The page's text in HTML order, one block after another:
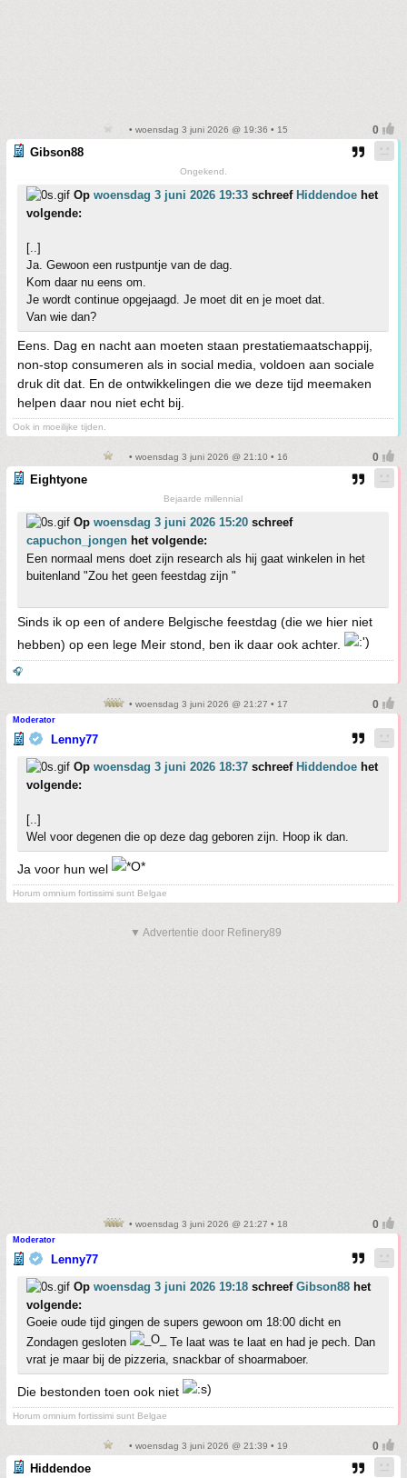
• woensdag 3 juni 2026 @ 19:36 • 15
Gibson88
Ongekend.
Op woensdag 3 juni 2026 19:33 schreef Hiddendoe het
volgende:
[..]
Ja. Gewoon een rustpuntje van de dag.
Kom daar nu eens om.
Je wordt continue opgejaagd. Je moet dit en je moet dat.
Van wie dan?
Eens. Dag en nacht aan moeten staan prestatiemaatschappij,
non-stop consumeren als in social media, voldoen aan sociale
druk dit dat. En de ontwikkelingen die we deze tijd meemaken
helpen daar nou niet echt bij.
Ook in moeilijke tijden.
• woensdag 3 juni 2026 @ 21:10 • 16
Eightyone
Bejaarde millennial
Op woensdag 3 juni 2026 15:20 schreef
capuchon_jongen het volgende:
Een normaal mens doet zijn research als hij gaat winkelen in het
buitenland "Zou het geen feestdag zijn "
Sinds ik op een of andere Belgische feestdag (die we hier niet
hebben) op een lege Meir stond, ben ik daar ook achter.
🎧
• woensdag 3 juni 2026 @ 21:27 • 17
Moderator
Lenny77
Op woensdag 3 juni 2026 18:37 schreef Hiddendoe het
volgende:
[..]
Wel voor degenen die op deze dag geboren zijn. Hoop ik dan.
Ja voor hun wel
Horum omnium fortissimi sunt Belgae
▼ Advertentie door Refinery89
• woensdag 3 juni 2026 @ 21:27 • 18
Moderator
Lenny77
Op woensdag 3 juni 2026 19:18 schreef Gibson88 het
volgende:
Goeie oude tijd gingen de supers gewoon om 18:00 dicht en
Zondagen gesloten
Te laat was te laat en had je pech. Dan
vrat je maar bij de pizzeria, snackbar of shoarmaboer.
Die bestonden toen ook niet
Horum omnium fortissimi sunt Belgae
• woensdag 3 juni 2026 @ 21:39 • 19
Hiddendoe